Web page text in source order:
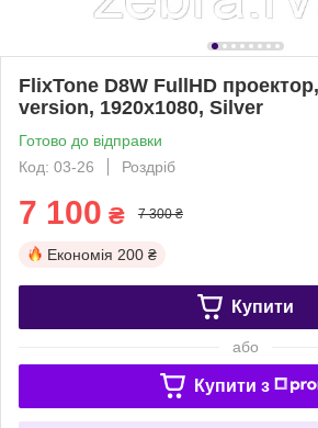
FlixTone D8W FullHD
version, 1920х1080, Silver
Готово до відправки
Код: 03-26
Роздріб
7 100 ₴ 7 300 ₴
Економія 200 ₴
Купити
або
Купити з